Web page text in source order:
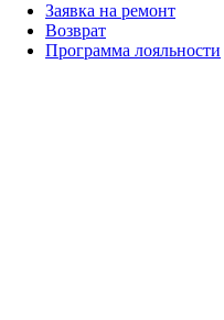
Заявка на ремонт
Возврат
Программа лояльности